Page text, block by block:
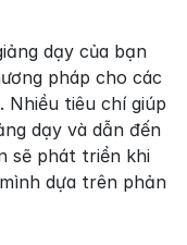
dạy của bạn
pháp cho các
Nhiều tiêu chí giúp
dạy và dẫn đến
sẽ phát triển khi
dựa trên phản